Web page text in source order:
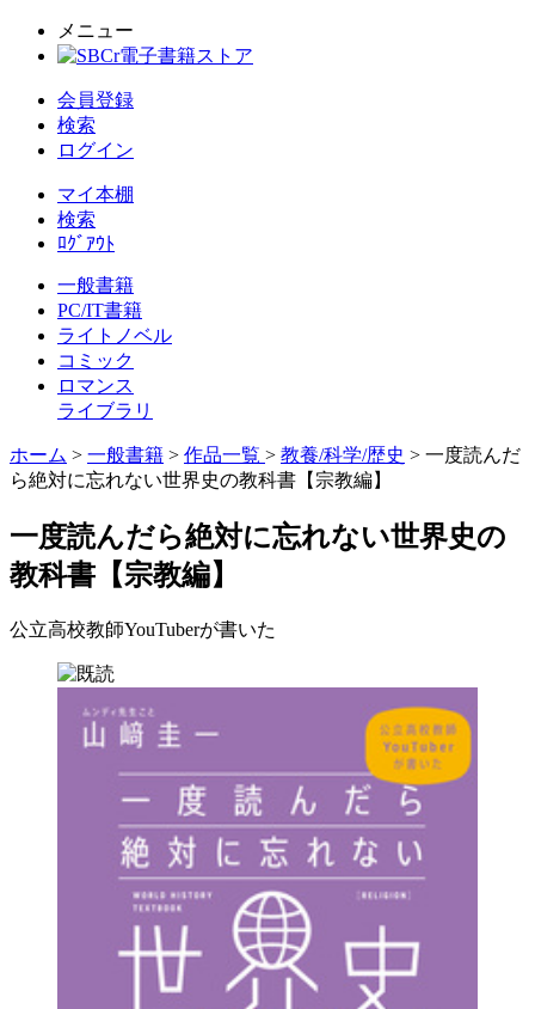
メニュー
会員登録
検索
ログイン
マイ本棚
検索
ﾛｸﾞｱｳﾄ
一般書籍
PC/IT書籍
ライトノベル
コミック
ロマンス
ライブラリ
ホーム > 一般書籍 > 作品一覧 > 教養/科学/歴史 > 一度読んだ
ら絶対に忘れない世界史の教科書【宗教編】
一度読んだら絶対に忘れない世界史の
教科書【宗教編】
公立高校教師YouTuberが書いた